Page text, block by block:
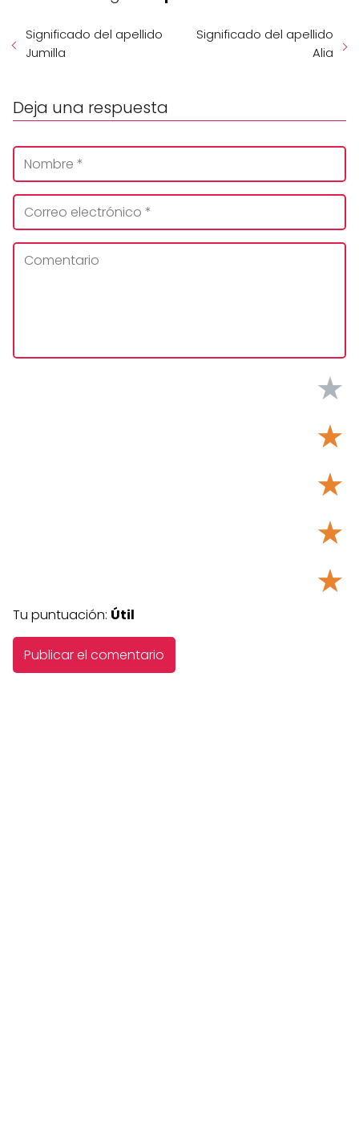
Significado del apellido
Jumilla
Significado del apellido
Alia
Deja una respuesta
★
★
★
★
★
Tu puntuación: Útil